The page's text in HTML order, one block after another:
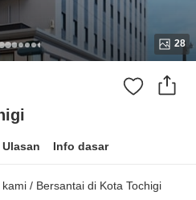
28
Ulasan Info dasar
/ Bersantai di Kota Tochigi